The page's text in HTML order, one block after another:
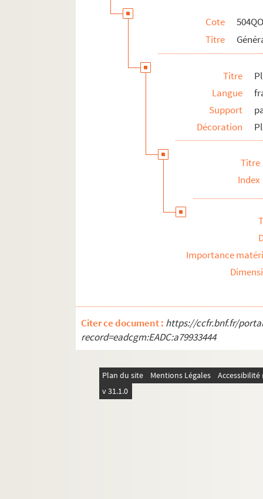
Cote
Titre
Titre
Langue
Support
Décoration
Titre
Index
Importance
Citer ce document : https://ccfr.bnf.fr/
record=eadcgm:EADC:a79933444
Plan du site Mentions Légales
v 31.1.0